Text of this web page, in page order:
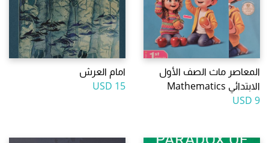
المعاصر ماث الصف الأول
الابتدائي Mathematics
9 USD
امام العرش
15 USD